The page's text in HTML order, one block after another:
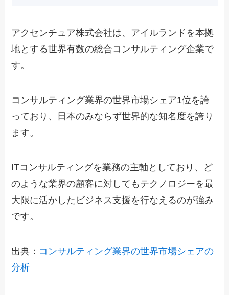
アクセンチュア株式会社は、アイルランドを本拠
地とする世界有数の総合コンサルティング企業で
す。
コンサルティング業界の世界市場シェア1位を誇
っており、日本のみならず世界的な知名度を誇り
ます。
ITコンサルティングを業務の主軸としており、ど
のような業界の顧客に対してもテクノロジーを最
大限に活かしたビジネス支援を行なえるのが強み
です。
出典： コンサルティング業界の世界市場シェアの
分析